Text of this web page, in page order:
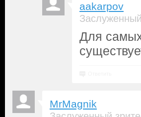
aakarpov
Для
MrMagnik